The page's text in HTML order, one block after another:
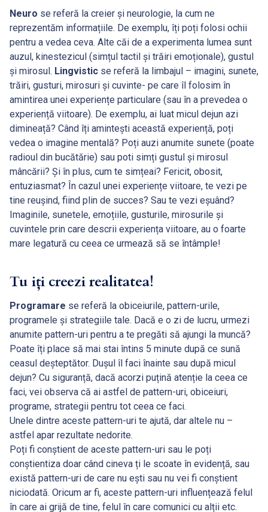
Neuro se referă la creier și neurologie, la cum ne
reprezentăm informațiile. De exemplu, îți poți folosi ochii
pentru a vedea ceva. Alte căi de a experimenta lumea sunt
auzul, kinestezicul (simțul tactil și trăiri emoționale), gustul
și mirosul. Lingvistic se referă la limbajul – imagini, sunete,
trăiri, gusturi, mirosuri și cuvinte- pe care îl folosim în
amintirea unei experiențe particulare (sau în a prevedea o
experiență viitoare). De exemplu, ai luat micul dejun azi
dimineață? Când îți amintești această experiență, poți
vedea o imagine mentală? Poți auzi anumite sunete (poate
radioul din bucătărie) sau poti simți gustul și mirosul
mâncării? Și în plus, cum te simțeai? Fericit, obosit,
entuziasmat? În cazul unei experiențe viitoare, te vezi pe
tine reușind, fiind plin de succes? Sau te vezi eșuând?
Imaginile, sunetele, emoțiile, gusturile, mirosurile și
cuvintele prin care descrii experiența viitoare, au o foarte
mare legatură cu ceea ce urmează să se întâmple!
Tu iți creezi realitatea!
Programare se referă la obiceiurile, pattern-urile,
programele și strategiile tale. Dacă e o zi de lucru, urmezi
anumite pattern-uri pentru a te pregăti să ajungi la muncă?
Poate îți place să mai stai întins 5 minute după ce sună
ceasul deșteptător. Dușul îl faci înainte sau după micul
dejun? Cu siguranță, dacă acorzi puțină atenție la ceea ce
faci, vei observa că ai astfel de pattern-uri, obiceiuri,
programe, strategii pentru tot ceea ce faci.
Unele dintre aceste pattern-uri te ajută, dar altele nu –
astfel apar rezultate nedorite.
Poți fi conștient de aceste pattern-uri sau le poți
conștientiza doar când cineva ți le scoate în evidență, sau
există pattern-uri de care nu ești sau nu vei fi conștient
niciodată. Oricum ar fi, aceste pattern-uri influențează felul
în care ai grijă de tine, felul în care comunici cu alții etc.